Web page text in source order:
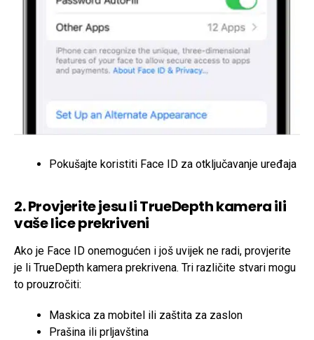
Pokušajte koristiti Face ID za otključavanje uređaja
2. Provjerite jesu li TrueDepth kamera ili
vaše lice prekriveni
Ako je Face ID onemogućen i još uvijek ne radi, provjerite
je li TrueDepth kamera prekrivena. Tri različite stvari mogu
to prouzročiti:
Maskica za mobitel ili zaštita za zaslon
Prašina ili prljavština